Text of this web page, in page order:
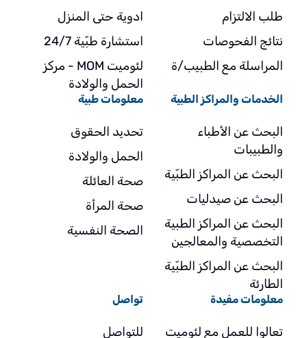
طلب الالتزام
نتائج الفحوصات
المراسلة مع الطبيب/ة
ادوية حتى المنزل
استشارة طبّية 24/7
لئوميت MOM - مركز
الحمل والولادة
الخدمات والمراكز الطبية
البحث عن الأطباء
والطبيبات
البحث عن المراكز الطبّية
البحث عن صيدليات
البحث عن المراكز الطبية
التخصصية والمعالجين
البحث عن المراكز الطبّية
الطارئة
معلومات طبية
تحديد الحقوق
الحمل والولادة
صحة العائلة
صحة المرأة
الصحة النفسية
معلومات مفيدة
تعالوا للعمل مع لئوميت
تواصل
للتواصل